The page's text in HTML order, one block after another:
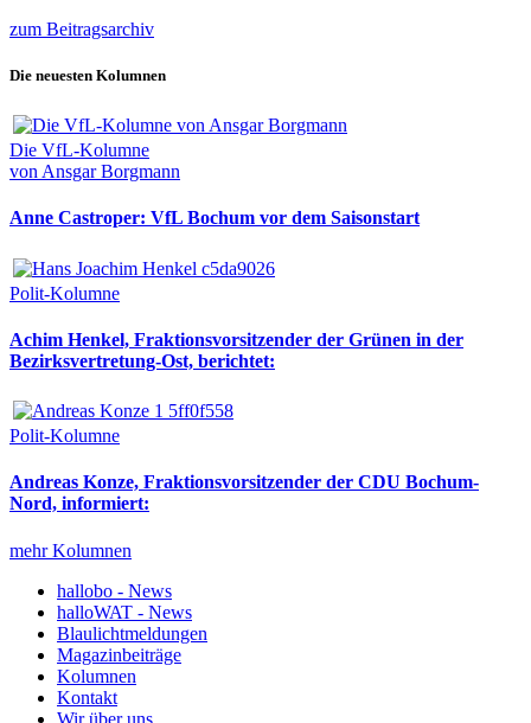
zum Beitragsarchiv
Die neuesten Kolumnen
Die VfL-Kolumne
von Ansgar Borgmann
Anne Castroper: VfL Bochum vor dem Saisonstart
Polit-Kolumne
Achim Henkel, Fraktionsvorsitzender der Grünen in der
Bezirksvertretung-Ost, berichtet:
Polit-Kolumne
Andreas Konze, Fraktionsvorsitzender der CDU Bochum-
Nord, informiert:
mehr Kolumnen
hallobo - News
halloWAT - News
Blaulichtmeldungen
Magazinbeiträge
Kolumnen
Kontakt
Wir über uns